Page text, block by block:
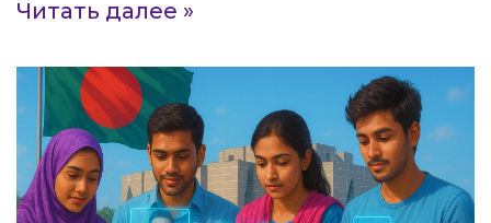
Читать далее »